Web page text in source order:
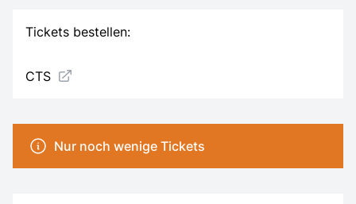
Tickets bestellen:
CTS
Nur noch wenige Tickets